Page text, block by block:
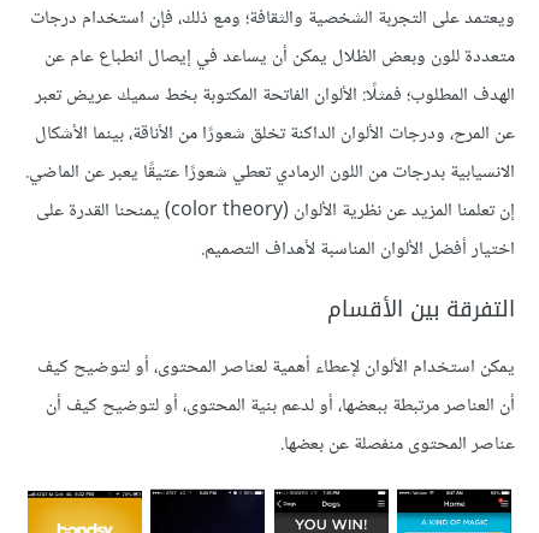
ويعتمد على التجربة الشخصية والثقافة؛ ومع ذلك، فإن استخدام درجات
متعددة للون وبعض الظلال يمكن أن يساعد في إيصال انطباع عام عن
الهدف المطلوب؛ فمثلًا: الألوان الفاتحة المكتوبة بخط سميك عريض تعبر
عن المرح، ودرجات الألوان الداكنة تخلق شعورًا من الأناقة، بينما الأشكال
الانسيابية بدرجات من اللون الرمادي تعطي شعورًا عتيقًا يعبر عن الماضي.
إن تعلمنا المزيد عن نظرية الألوان (color theory) يمنحنا القدرة على
اختيار أفضل الألوان المناسبة لأهداف التصميم.
التفرقة بين الأقسام
يمكن استخدام الألوان لإعطاء أهمية لعناصر المحتوى، أو لتوضيح كيف
أن العناصر مرتبطة ببعضها، أو لدعم بنية المحتوى، أو لتوضيح كيف أن
عناصر المحتوى منفصلة عن بعضها.